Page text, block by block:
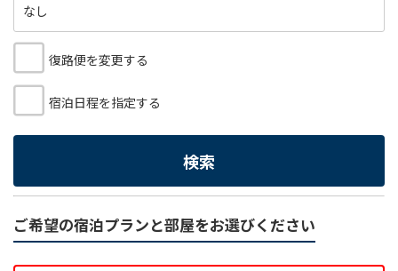
なし
復路便を変更する
宿泊日程を指定する
検索
ご希望の宿泊プランと部屋をお選びください